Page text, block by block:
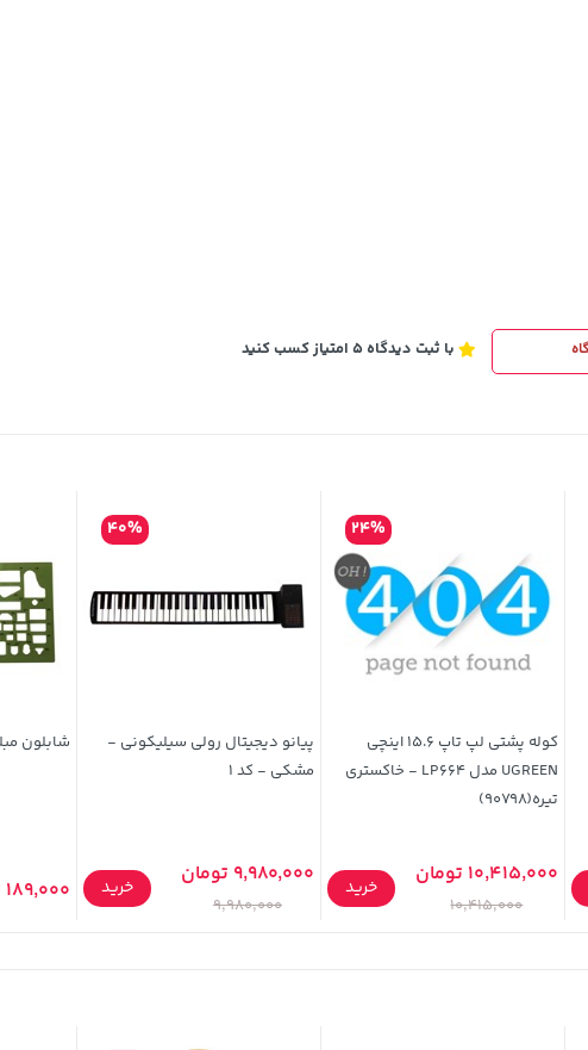
با ثبت دیدگاه 5 امتیاز کسب کنید
کوله پشتی لپ تاپ 15.6 اینچی
UGREEN مدل LP664 - خاکستری
تیره(90798)
24%
10,415,000 تومان
10,415,000
خرید
پیانو دیجیتال رولی سیلیکونی -
مشکی - کد 1
40%
9,980,000 تومان
9,980,000
خرید
شابلون
189,000 تومان